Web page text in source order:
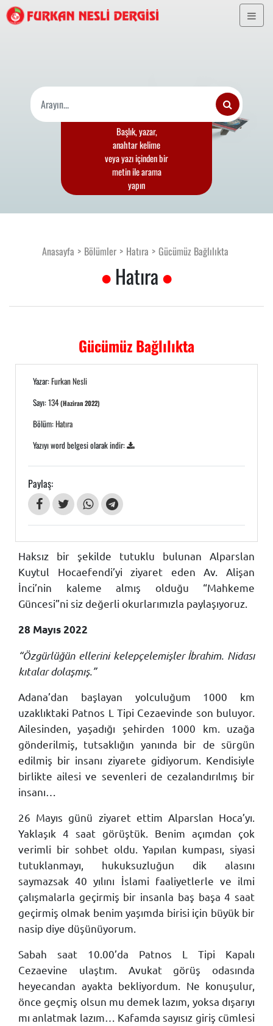
Başlık, yazar,
anahtar kelime
veya yazı içinden bir
metin ile arama
yapın
Anasayfa Bölümler Hatıra Gücümüz Bağlılıkta
Hatıra
Gücümüz Bağlılıkta
Yazar:Furkan Nesli
Sayı:134(Haziran 2022)
Bölüm:Hatıra
Yazıyı word belgesi olarak indir:
Paylaş:
Haksız bir şekilde tutuklu bulunan Alparslan
Kuytul Hocaefendi’yi ziyaret eden Av. Alişan
İnci’nin kaleme almış olduğu “Mahkeme
Güncesi”ni siz değerli okurlarımızla paylaşıyoruz.
28 Mayıs 2022
“Özgürlüğün ellerini kelepçelemişler İbrahim. Nidası
kıtalar dolaşmış.”
Adana’dan başlayan yolculuğum 1000 km
uzaklıktaki Patnos L Tipi Cezaevinde son buluyor.
Ailesinden, yaşadığı şehirden 1000 km. uzağa
gönderilmiş, tutsaklığın yanında bir de sürgün
edilmiş bir insanı ziyarete gidiyorum. Kendisiyle
birlikte ailesi ve sevenleri de cezalandırılmış bir
insanı…
26 Mayıs günü ziyaret ettim Alparslan Hoca’yı.
Yaklaşık 4 saat görüştük. Benim açımdan çok
verimli bir sohbet oldu. Yapılan kumpası, siyasi
tutuklanmayı, hukuksuzluğun dik alasını
saymazsak 40 yılını İslami faaliyetlerle ve ilmi
çalışmalarla geçirmiş bir insanla baş başa 4 saat
geçirmiş olmak benim yaşımda birisi için büyük bir
nasip diye düşünüyorum.
Sabah saat 10.00’da Patnos L Tipi Kapalı
Cezaevine ulaştım. Avukat görüş odasında
heyecandan ayakta bekliyordum. Ne konuşulur,
önce geçmiş olsun mu demek lazım, yoksa dışarıyı
mı anlatmak lazım… Kafamda sayısız giriş cümlesi